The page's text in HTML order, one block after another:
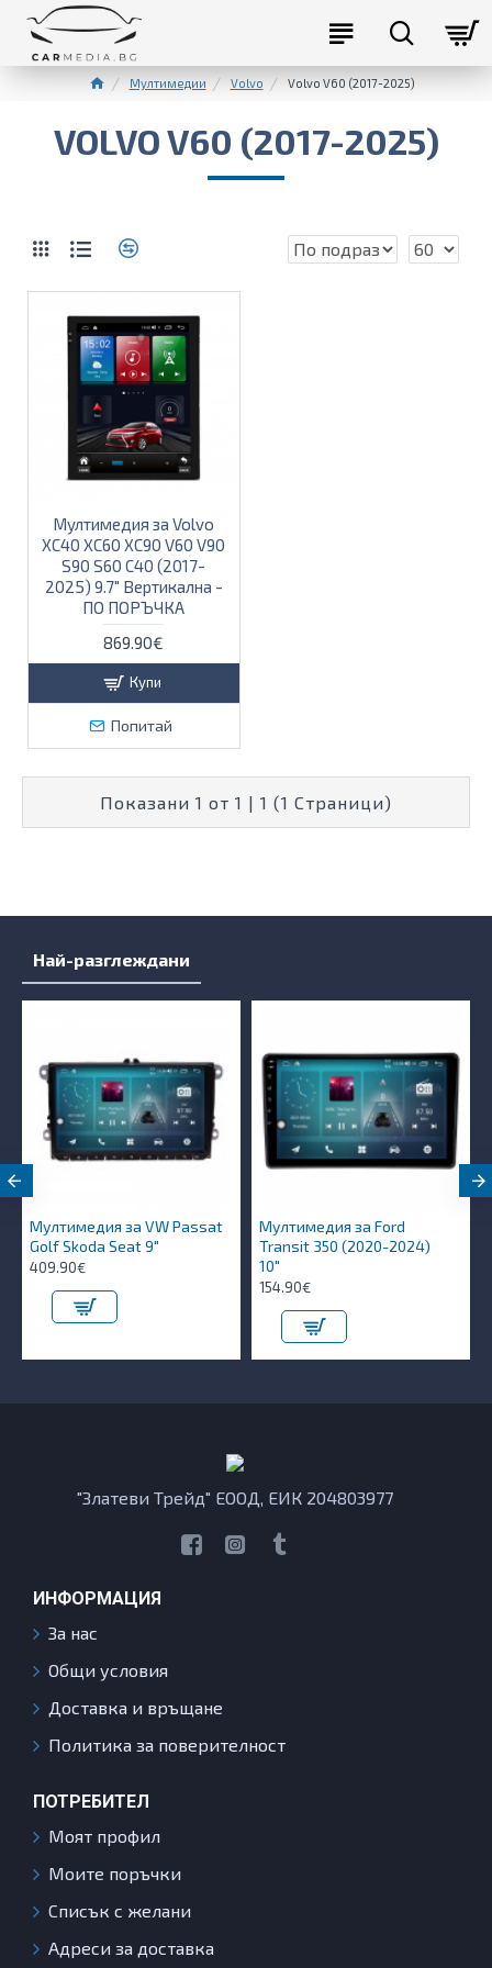
Мултимедии Volvo Volvo V60 (2017-2025)
VOLVO V60 (2017-2025)
Мултимедия за Volvo
XC40 XC60 XC90 V60 V90
S90 S60 C40 (2017-
2025) 9.7" Вертикална -
ПО ПОРЪЧКА
869.90€
Купи
Попитай
Показани 1 от 1 | 1 (1 Страници)
Най-разглеждани
Мултимедия за VW Passat
Golf Skoda Seat 9"
409.90€
Мултимедия за Ford
Transit 350 (2020-2024)
10″
154.90€
"Златеви Трейд" ЕООД, ЕИК 204803977
ИНФОРМАЦИЯ
За нас
Общи условия
Доставка и връщане
Политика за поверителност
ПОТРЕБИТЕЛ
Моят профил
Моите поръчки
Списък с желани
Адреси за доставка